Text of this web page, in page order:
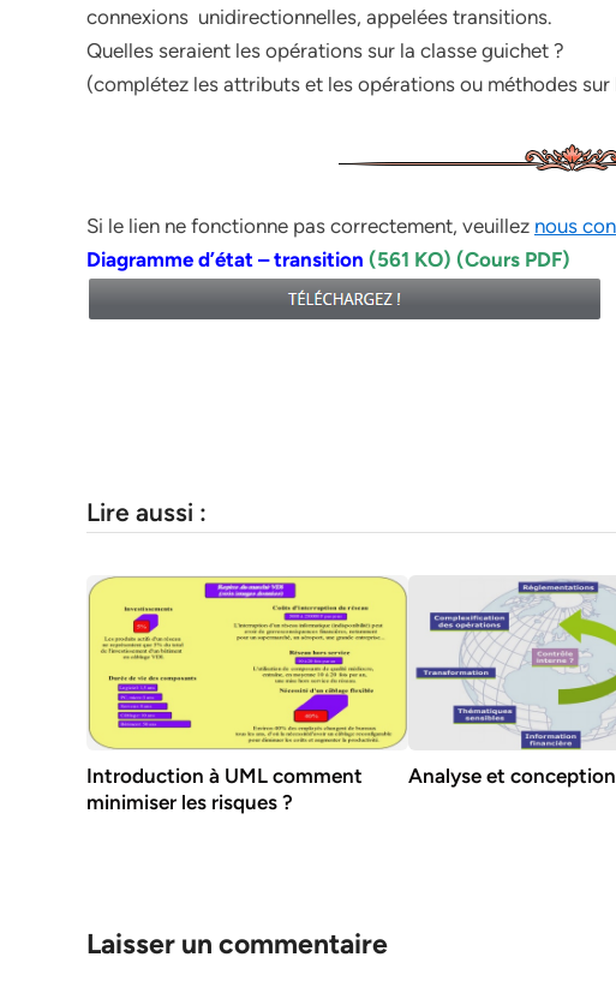
connexions unidirectionnelles, appelées transitions.
Quelles seraient les opérations sur la classe guichet ?
(complétez les attributs et les opérations ou méthodes
Si le lien ne fonctionne pas correctement, veuillez nous
Diagramme d’état – transition (561 KO) (Cours PDF)
Lire aussi :
Introduction à UML comment
minimiser les risques ?
Analyse et
Laisser un commentaire